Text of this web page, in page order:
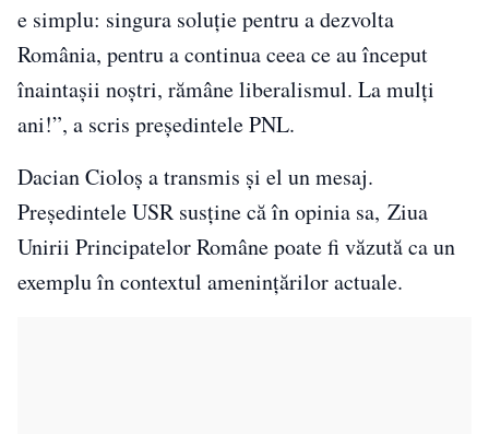
e simplu: singura soluţie pentru a dezvolta
România, pentru a continua ceea ce au început
înaintaşii noştri, rămâne liberalismul. La mulţi
ani!”, a scris președintele PNL.
Dacian Cioloș a transmis și el un mesaj.
Președintele USR susține că în opinia sa, Ziua
Unirii Principatelor Române poate fi văzută ca un
exemplu în contextul ameninţărilor actuale.